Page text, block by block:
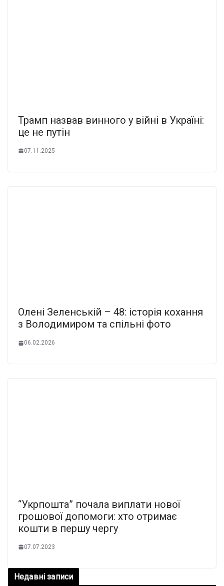
Трамп назвав винного у війні в Україні:
це не путін
07.11.2025
Олені Зеленській – 48: історія кохання
з Володимиром та спільні фото
06.02.2026
“Укрпошта” почала виплати нової
грошової допомоги: хто отримає
кошти в першу чергу
07.07.2023
Недавні записи